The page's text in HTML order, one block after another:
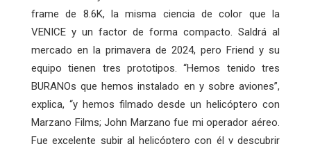
frame de 8.6K, la misma ciencia de color que la
VENICE y un factor de forma compacto. Saldrá al
mercado en la primavera de 2024, pero Friend y su
equipo tienen tres prototipos. “Hemos tenido tres
BURANOs que hemos instalado en y sobre aviones”,
explica, “y hemos filmado desde un helicóptero con
Marzano Films; John Marzano fue mi operador aéreo.
Fue excelente subir al helicóptero con él y descubrir